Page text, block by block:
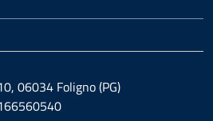
06034 Foligno (PG)